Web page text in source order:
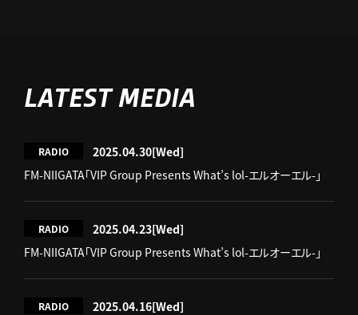
LATEST MEDIA
RADIO 2025.04.30[Wed]
FM-NIIGATA「VIP Group Presents What’s lol-エルオーエル-」
RADIO 2025.04.23[Wed]
FM-NIIGATA「VIP Group Presents What’s lol-エルオーエル-」
RADIO 2025.04.16[Wed]